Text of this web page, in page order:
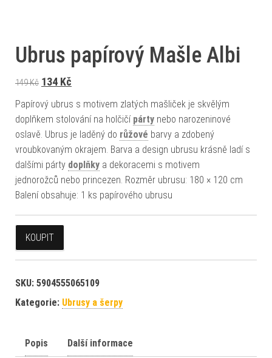
Ubrus papírový Mašle Albi
149Kč Původní cena byla: 149 Kč.
134 Kč
Papírový ubrus s motivem zlatých mašliček je skvělým
doplňkem stolování na holčičí párty nebo narozeninové
oslavě. Ubrus je laděný do růžové barvy a zdobený
vroubkovaným okrajem. Barva a design ubrusu krásně ladí s
dalšími párty doplňky a dekoracemi s motivem
jednorožců nebo princezen. Rozměr ubrusu: 180 × 120 cm
Balení obsahuje: 1 ks papírového ubrusu
KOUPIT
SKU: 5904555065109
Kategorie: Ubrusy a šerpy
Popis Další informace